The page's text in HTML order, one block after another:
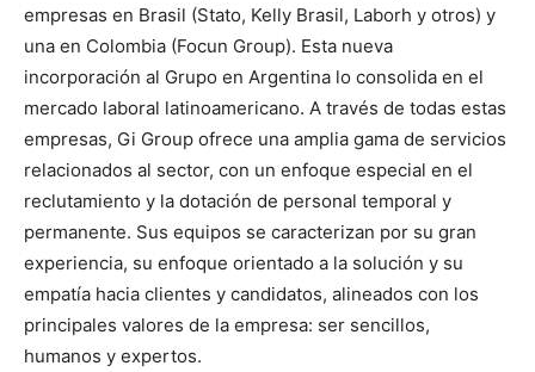
empresas en Brasil (Stato, Kelly Brasil, Laborh y otros) y
una en Colombia (Focun Group). Esta nueva
incorporación al Grupo en Argentina lo consolida en el
mercado laboral latinoamericano. A través de todas estas
empresas, Gi Group ofrece una amplia gama de servicios
relacionados al sector, con un enfoque especial en el
reclutamiento y la dotación de personal temporal y
permanente. Sus equipos se caracterizan por su gran
experiencia, su enfoque orientado a la solución y su
empatía hacia clientes y candidatos, alineados con los
principales valores de la empresa: ser sencillos,
humanos y expertos.